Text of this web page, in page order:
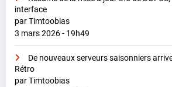
interface
par Timtoobias
3 mars 2026 - 19h49
De nouveaux serveurs saisonniers
Rétro
par Timtoobias